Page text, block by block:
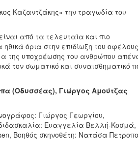
Καζαντζάκης» την τραγωδία του
από τα τελευταία και πιο
όρια στην επιδίωξη του
της υποχρέωσης του ανθρώπου
τον σωματικό και συναισθηματικό
(Οδυσσέας), Γιώργος Αμούτζας
Γιώργος Γεωργίου,
Ευαγγελία Βελλή-Κοσμά,
Βοηθός σκηνοθέτη: Νατάσα